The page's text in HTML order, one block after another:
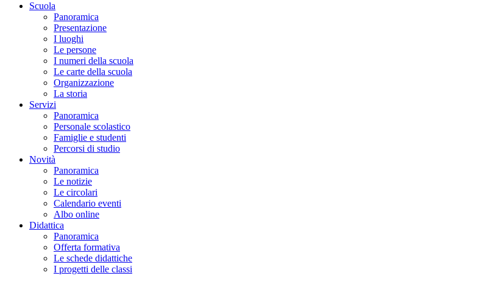
Scuola
Panoramica
Presentazione
I luoghi
Le persone
I numeri della scuola
Le carte della scuola
Organizzazione
La storia
Servizi
Panoramica
Personale scolastico
Famiglie e studenti
Percorsi di studio
Novità
Panoramica
Le notizie
Le circolari
Calendario eventi
Albo online
Didattica
Panoramica
Offerta formativa
Le schede didattiche
I progetti delle classi